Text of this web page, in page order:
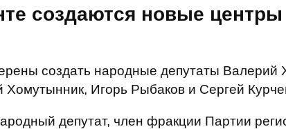
создаются новые
создать народные депутаты Валерий
Игорь Рыбаков и Сергей
депутат, член фракции Партии